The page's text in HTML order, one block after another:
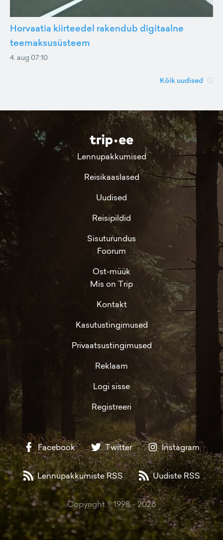
Horvaatia kiirteedel rakendub digitaalne
teemaksusüsteem
4. aug 07:10
Kõik uudised
Lennupakkumised
Reisikaaslased
Uudised
Reisipildid
Sisuturundus
Foorum
Ost-müük
Mis on Trip
Kontakt
Kasutustingimused
Privaatsustingimused
Reklaam
Logi sisse
Registreeri
Facebook Twitter Instagram
Lennupakkumiste RSS Uudiste RSS
Copyright © 1998 -2026